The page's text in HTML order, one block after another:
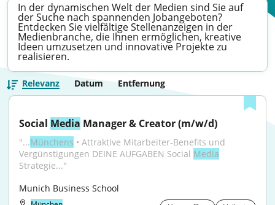
In der dynamischen Welt der Medien sind Sie auf
der Suche nach spannenden Jobangeboten?
Entdecken Sie vielfältige Stellenanzeigen in der
Medienbranche, die Ihnen ermöglichen, kreative
Ideen umzusetzen und innovative Projekte zu
realisieren.
Relevanz Datum Entfernung
Social Media Manager & Creator (m/w/d)
"...Münchens • Attraktive Mitarbeiter-Benefits und
Vergünstigungen DEINE AUFGABEN Social Media
Strategie..."
Munich Business School